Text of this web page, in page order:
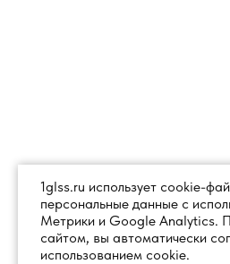
1glss.ru использует cookie-
персональные данные с
Метрики и Google Analytics.
сайтом, вы автоматически
использованием cookie.